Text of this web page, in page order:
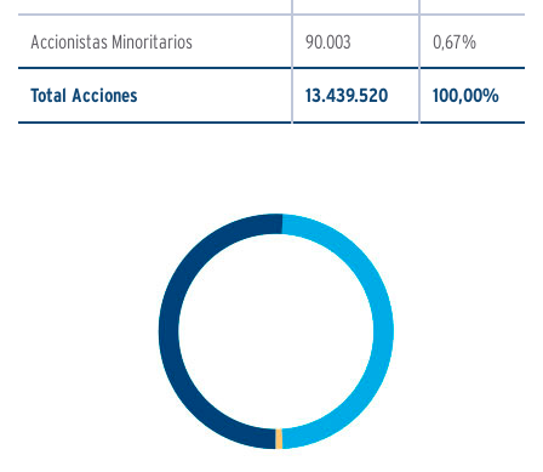
Accionistas Minoritarios 90.003 0,67%
Total Acciones 13.439.520 100,00%